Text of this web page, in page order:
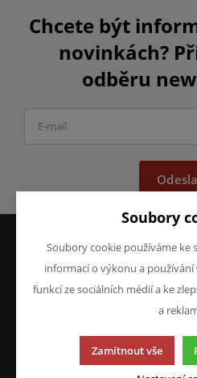
Chcete být
novinkách?
odběru
VŠE O NÁKUPU
Obchodní podmínky
osobních údajů
Doprava a platba
O
O
Soubory
Soubory cookie používáme ke
informací o výkonu a
funkcí ze sociálních médií a ke
a
Zamítnout vše